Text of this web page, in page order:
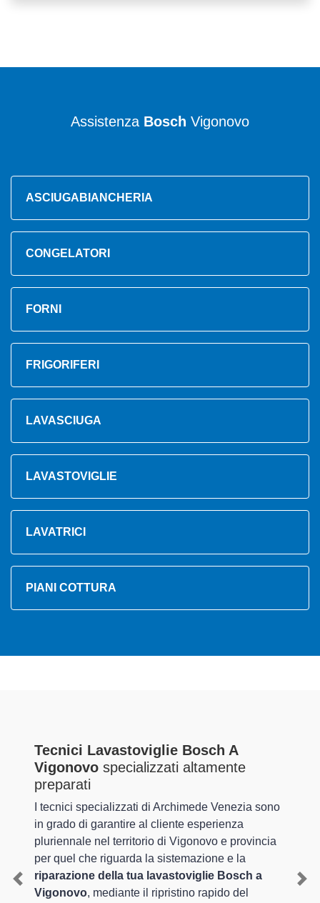
Assistenza Bosch Vigonovo
ASCIUGABIANCHERIA
CONGELATORI
FORNI
FRIGORIFERI
LAVASCIUGA
LAVASTOVIGLIE
LAVATRICI
PIANI COTTURA
Tecnici Lavastoviglie Bosch A
Vigonovo specializzati altamente
preparati
I tecnici specializzati di Archimede Venezia sono
in grado di garantire al cliente esperienza
pluriennale nel territorio di Vigonovo e provincia
per quel che riguarda la sistemazione e la
riparazione della tua lavastoviglie Bosch a
Vigonovo, mediante il ripristino rapido del
Previous